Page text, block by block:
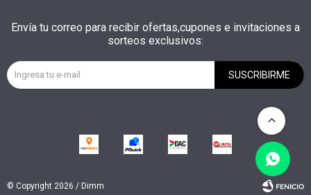
Envía tu correo para recibir ofertas,cupones e invitaciones a
sorteos exclusivos:
SUSCRIBIRME
© Copyright 2026 / Dimm